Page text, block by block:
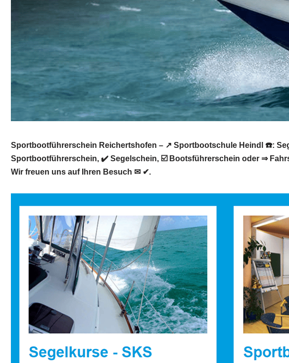
Sportbootführerschein Reichertshofen – ↗️ Sportbootschule Heindl ☎️:
Sportbootführerschein, ✔️ Segelschein, ☑️ Bootsführerschein oder ⇒
Wir freuen uns auf Ihren Besuch ✉ ✔.